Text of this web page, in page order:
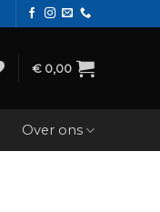
€ 0,00
Over ons